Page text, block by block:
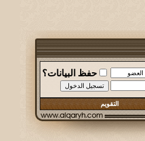
حفظ البيانات؟
التقويم